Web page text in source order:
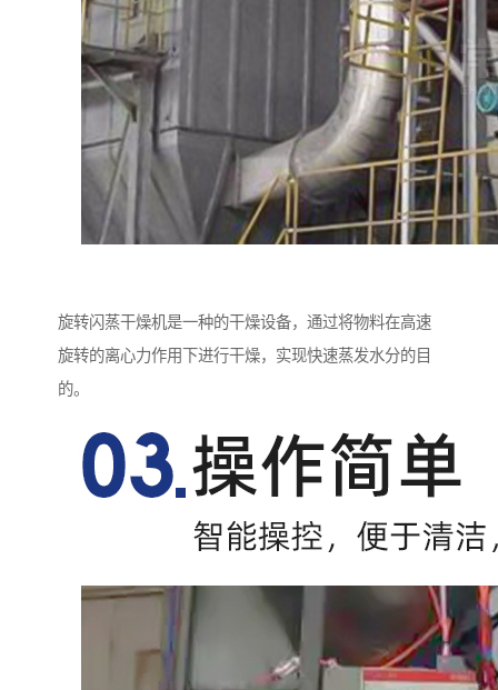
旋转闪蒸干燥机是一种的干燥设备，通过将物料在高速
旋转的离心力作用下进行干燥，实现快速蒸发水分的目
的。